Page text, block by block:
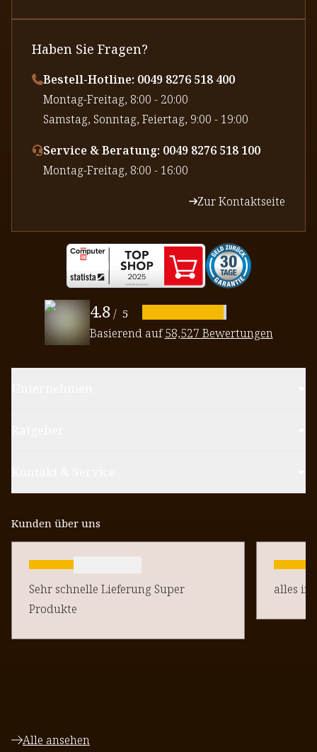
Haben Sie Fragen?
Bestell-Hotline: 0049 8276 518 400
⁠Montag-Freitag, 8:00 - 20:00
⁠Samstag, Sonntag, Feiertag, 9:00 - 19:00
Service & Beratung: 0049 8276 518 100
⁠Montag-Freitag, 8:00 - 16:00
Zur Kontaktseite
4.8 / 5
Basierend auf58,527 Bewertungen
Kunden über uns
Sehr schnelle Lieferung Super
Produkte
alles in
Alle ansehen